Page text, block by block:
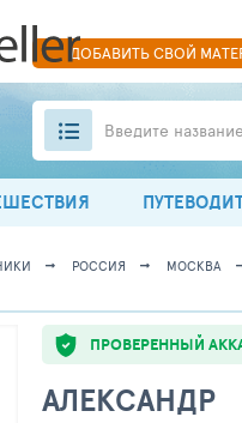
ДОБАВИТЬСВОЙ
Введите
РОССИЯ МОСКВА
ПРОВЕРЕННЫЙ
АЛЕКСАНДР